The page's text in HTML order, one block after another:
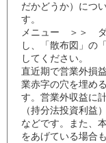
だかどうか）につ
す。
メニュー ＞＞
し、「散布図」の
してください。
直近期で営業外損
業赤字の穴を埋め
す。営業外収益に
（持分法投資利益
などです。また、
をあげている場合